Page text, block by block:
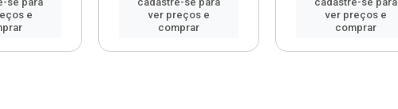
e
ver preços e
comprar
ver preços e
comprar